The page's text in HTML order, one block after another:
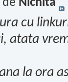
Nichita
cu
atata
la ora